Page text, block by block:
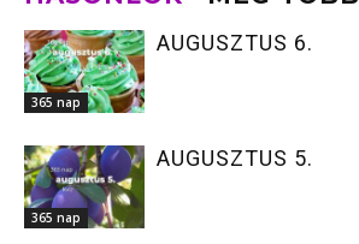
365 nap
AUGUSZTUS 6.
365 nap
AUGUSZTUS 5.